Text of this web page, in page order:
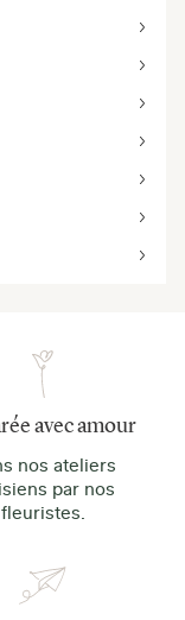
avec amour
nos ateliers
par nos
fleuristes.